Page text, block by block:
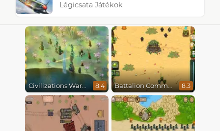
Légicsata Játékok
Civilizations Wars Master Edition 8.4 Battalion Commander 8.3